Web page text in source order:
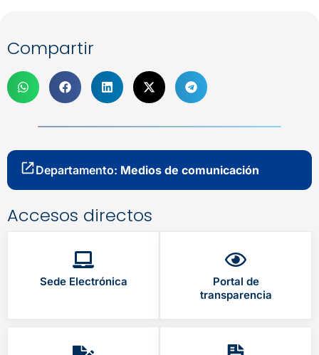
Compartir
Departamento: Medios de comunicación
Accesos directos
Sede Electrónica
Portal de
transparencia